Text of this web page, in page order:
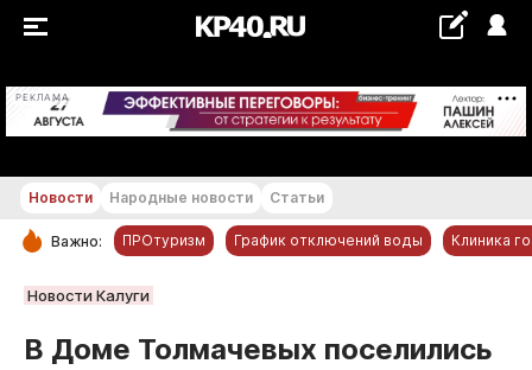
РЕКЛАМА +22...+23 °С
РУБРИКИ
Обнинск
Новости Народные новости Статьи
Важно: ПРОтуризм График отключений воды Клиника
Новости Калуги
В Доме Толмачевых поселились